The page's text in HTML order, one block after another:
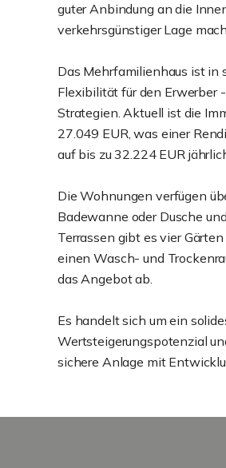
guter Anbindung an die
verkehrsgünstiger Lage
Das Mehrfamilienhaus ist in
Flexibilität für den Erwerber
Strategien. Aktuell ist die
27.049 EUR, was einer
auf bis zu 32.224 EUR
Die Wohnungen verfügen
Badewanne oder Dusche
Terrassen gibt es vier
einen Wasch- und
das Angebot ab.
Es handelt sich um ein
Wertsteigerungspotenzial
sichere Anlage mit